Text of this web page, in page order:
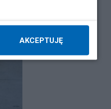
AKCEPTUJĘ